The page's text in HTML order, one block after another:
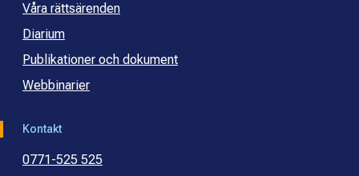
Våra rättsärenden
Diarium
Publikationer och dokument
Webbinarier
Kontakt
0771-525 525